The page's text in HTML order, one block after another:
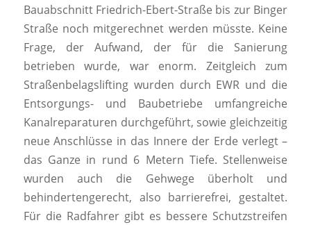
Bauabschnitt Friedrich-Ebert-Straße bis zur Binger
Straße noch mitgerechnet werden müsste. Keine
Frage, der Aufwand, der für die Sanierung
betrieben wurde, war enorm. Zeitgleich zum
Straßenbelagslifting wurden durch EWR und die
Entsorgungs- und Baubetriebe umfangreiche
Kanalreparaturen durchgeführt, sowie gleichzeitig
neue Anschlüsse in das Innere der Erde verlegt –
das Ganze in rund 6 Metern Tiefe. Stellenweise
wurden auch die Gehwege überholt und
behindertengerecht, also barrierefrei, gestaltet.
Für die Radfahrer gibt es bessere Schutzstreifen